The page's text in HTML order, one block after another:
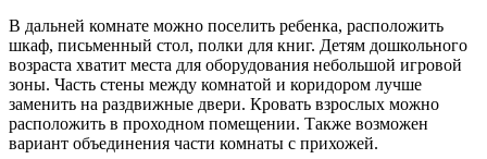
В дальней комнате можно поселить ребенка, расположить
шкаф, письменный стол, полки для книг. Детям дошкольного
возраста хватит места для оборудования небольшой игровой
зоны. Часть стены между комнатой и коридором лучше
заменить на раздвижные двери. Кровать взрослых можно
расположить в проходном помещении. Также возможен
вариант объединения части комнаты с прихожей.